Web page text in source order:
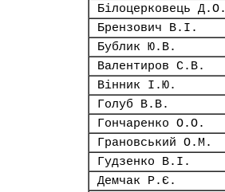
Білоцерковець Д.О.
Брензович В.І.
Бублик Ю.В.
Валентиров С.В.
Вінник І.Ю.
Голуб В.В.
Гончаренко О.О.
Грановський О.М.
Гудзенко В.І.
Демчак Р.Є.